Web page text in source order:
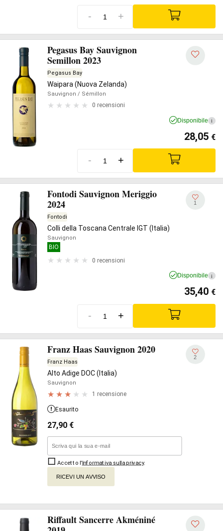
- +
Pegasus Bay Sauvignon
Semillon 2023
Pegasus Bay
Waipara (Nuova Zelanda)
Sauvignon / Sémillon
0 recensioni
Disponibile i
28,05 €
- +
Fontodi Sauvignon Meriggio
2024
Fontodi
Colli della Toscana Centrale IGT (Italia)
Sauvignon
BIO
0 recensioni
1
Disponibile i
35,40 €
- +
Franz Haas Sauvignon 2020
Franz Haas
Alto Adige DOC (Italia)
Sauvignon
1 recensione
2
Esaurito
27,90 €
Accetto l'Informativa sulla privacy.
RICEVI UN AVVISO
Riffault Sancerre Akméniné